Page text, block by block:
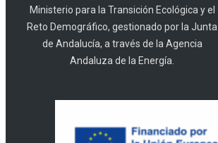
Ministerio para la Transición Ecológica y el
Reto Demográfico, gestionado por la Junta
de Andalucía, a través de la Agencia
Andaluza de la Energía.